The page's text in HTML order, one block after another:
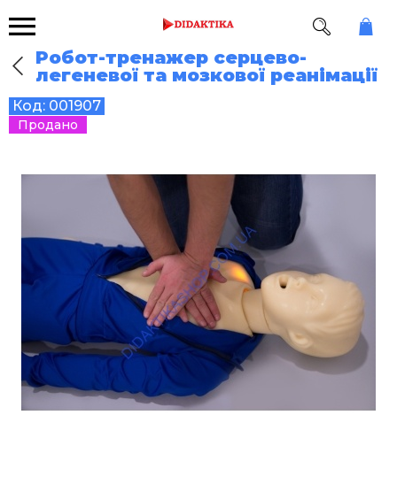
Робот-тренажер серцево-
легеневої та мозкової реанімації
Код: 001907
Продано